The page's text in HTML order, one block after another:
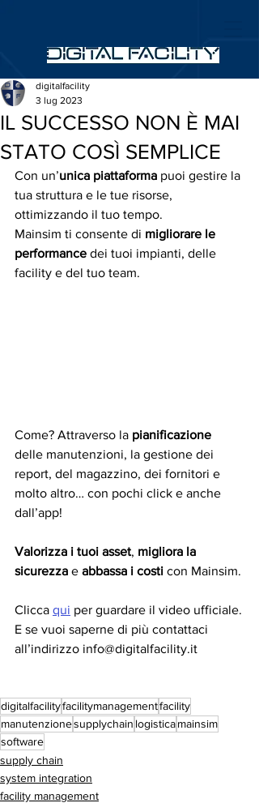
IL SUCCESSO NON È MAI
STATO COSÌ SEMPLICE
digitalfacility
3 lug 2023
Con un’unica piattaforma puoi gestire la
tua struttura e le tue risorse,
ottimizzando il tuo tempo.
Mainsim ti consente di migliorare le
performance dei tuoi impianti, delle
facility e del tuo team.
Come? Attraverso la pianificazione
delle manutenzioni, la gestione dei
report, del magazzino, dei fornitori e
molto altro… con pochi click e anche
dall’app!
Valorizza i tuoi asset, migliora la
sicurezza e abbassa i costi con Mainsim.
Clicca qui per guardare il video ufficiale.
E se vuoi saperne di più contattaci
all’indirizzo info@digitalfacility.it
digitalfacilityfacilitymanagementfacility
manutenzionesupplychain logisticamainsim
software
supply chain
system integration
facility management